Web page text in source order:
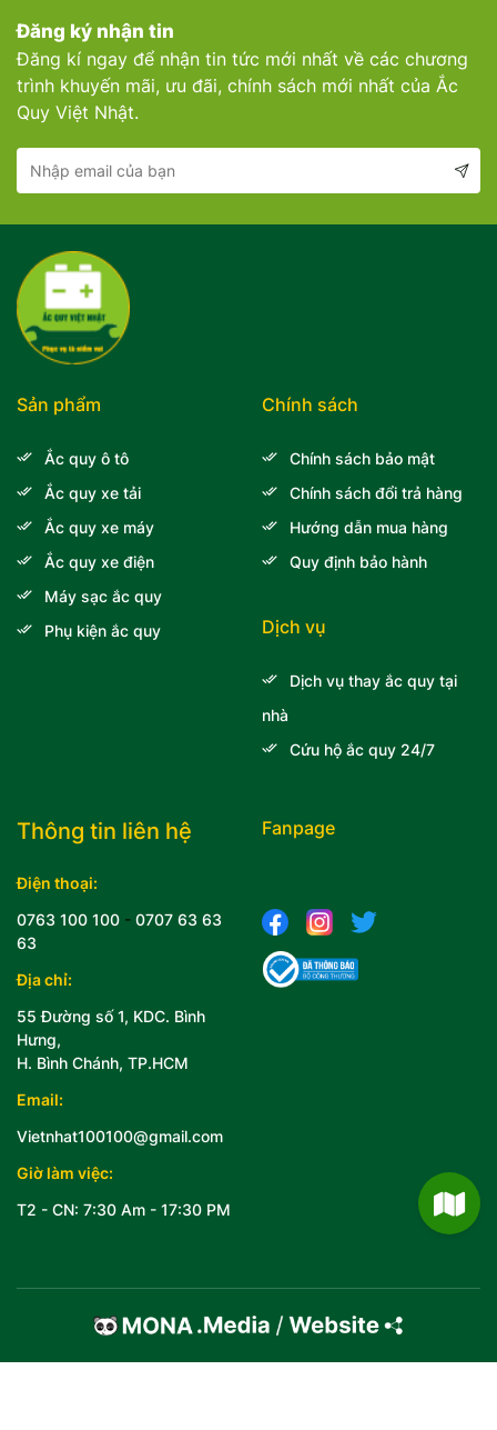
Đăng ký nhận tin
Đăng kí ngay để nhận tin tức mới nhất về các chương
trình khuyến mãi, ưu đãi, chính sách mới nhất của Ắc
Quy Việt Nhật.
Thông tin liên hệ
Điện thoại:
0763 100 100 - 0707 63 63
63
Địa chỉ:
55 Đường số 1, KDC. Bình
Hưng,
H. Bình Chánh, TP.HCM
Email:
Vietnhat100100@gmail.com
Giờ làm việc:
T2 - CN: 7:30 Am - 17:30 PM
Sản phẩm
Ắc quy ô tô
Ắc quy xe tải
Ắc quy xe máy
Ắc quy xe điện
Máy sạc ắc quy
Phụ kiện ắc quy
Chính sách
Chính sách bảo mật
Chính sách đổi trả hàng
Hướng dẫn mua hàng
Quy định bảo hành
Dịch vụ
Dịch vụ thay ắc quy tại
nhà
Cứu hộ ắc quy 24/7
Fanpage